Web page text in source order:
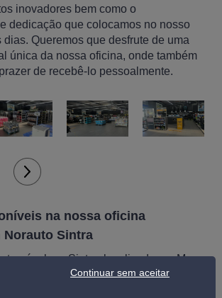
inovadores bem como o
dedicação que colocamos no nosso
Queremos que desfrute de uma
única da nossa oficina, onde também
de recebê-lo pessoalmente.
na nossa oficina
Norauto Sintra
em Sintra, localizada em Mem
para dar resposta às necessidades
Continuar sem aceitar